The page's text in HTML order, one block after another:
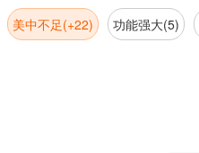
美中不足(+22) 功能强大(5)